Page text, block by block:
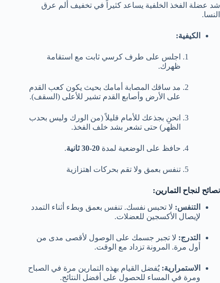
شد عضلة الفخذ الخلفية يساعد كثيراً في تخفيف ألم عرق
النسا.
الكيفية:
اجلس على طرف كرسي ثابت مع استقامة
ظهرك.
مد ساقك المصابة أمامك بحيث يكون كعب القدم
على الأرض وأصابع القدم تشير للأعلى (السقف).
انحنِ بجذعك للأمام قليلاً (من الورك وليس بحدب
الظهر) حتى تشعر بشد خلف الفخذ.
حافظ على الوضعية لمدة 20-30 ثانية .
تنفس بعمق ولا تقم بحركات اهتزازية
نصائح لنجاح التمارين:
التنفس: لا تحبس نفسك. تنفس بعمق وبطء أثناء التمدد
لإيصال الأكسجين للعضلات.
التدرج: لا تجبر جسمك على الوصول لأقصى مدى من
أول مرة. المرونة تزداد مع الوقت.
الاستمرارية: يُفضل القيام بهذه التمارين مرة في الصباح
ومرة في المساء للحصول على أفضل النتائج.